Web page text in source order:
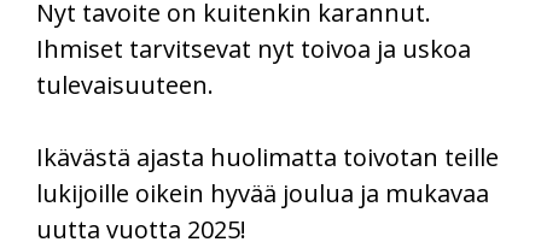
Nyt tavoite on kuitenkin karannut.
Ihmiset tarvitsevat nyt toivoa ja uskoa
tulevaisuuteen.
Ikävästä ajasta huolimatta toivotan teille
lukijoille oikein hyvää joulua ja mukavaa
uutta vuotta 2025!